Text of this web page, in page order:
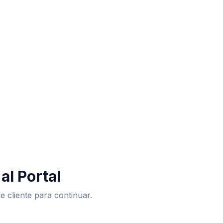
Portal
cliente para continuar.